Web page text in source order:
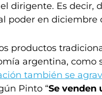
dirigente. Es decir,
poder en diciembre
productos
argentina, como
también se
Pinto “Se venden